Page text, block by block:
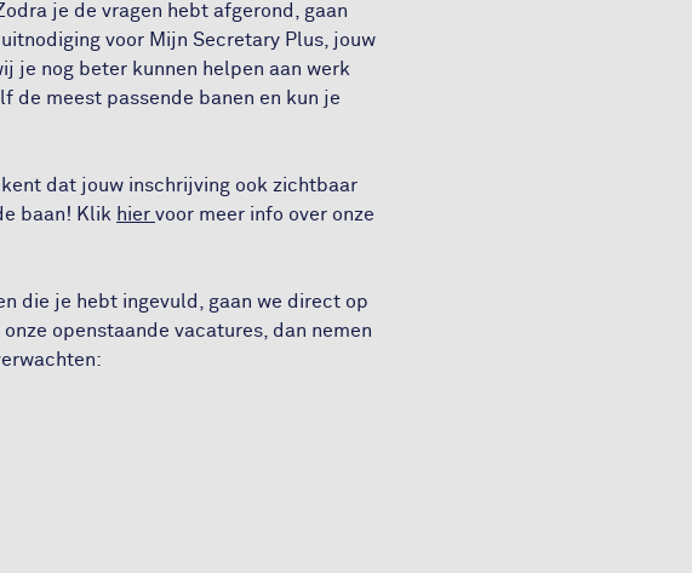
je de vragen hebt afgerond, gaan
voor Mijn Secretary Plus, jouw
je nog beter kunnen helpen aan werk
de meest passende banen en kun je
dat jouw inschrijving ook zichtbaar
baan! Klik hier voor meer info over onze
die je hebt ingevuld, gaan we direct op
openstaande vacatures, dan nemen